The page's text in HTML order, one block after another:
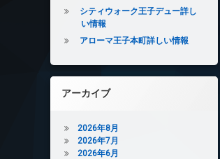
シティウォーク王子デュー詳し
い情報
アローマ王子本町詳しい情報
アーカイブ
2026年8月
2026年7月
2026年6月